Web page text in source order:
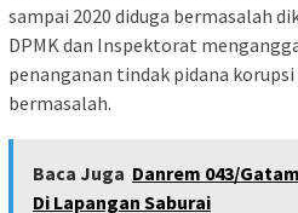
sampai 2020 diduga bermasalah
DPMK dan Inspektorat
penanganan tindak pidana
bermasalah.
Baca Juga Danrem 043/
Di Lapangan Saburai